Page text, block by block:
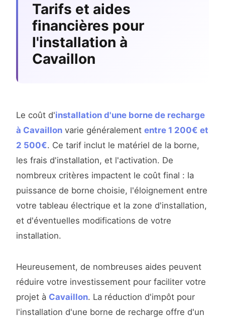
Tarifs et aides
financières pour
l'installation à
Cavaillon
Le coût d'installation d'une borne de recharge
à Cavaillon varie généralement entre 1 200€ et
2 500€. Ce tarif inclut le matériel de la borne,
les frais d'installation, et l'activation. De
nombreux critères impactent le coût final : la
puissance de borne choisie, l'éloignement entre
votre tableau électrique et la zone d'installation,
et d'éventuelles modifications de votre
installation.
Heureusement, de nombreuses aides peuvent
réduire votre investissement pour faciliter votre
projet à Cavaillon. La réduction d'impôt pour
l'installation d'une borne de recharge offre d'un